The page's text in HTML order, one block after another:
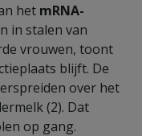
het mRNA-
in stalen van
vrouwen, toont
blijft. De
over het
(2). Dat
op gang.